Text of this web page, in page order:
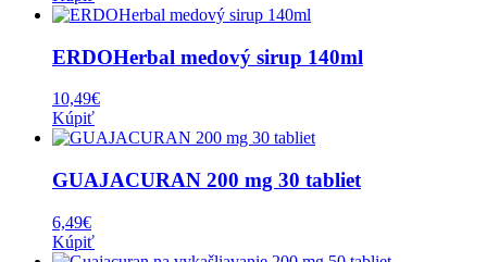
ERDOHerbal medový sirup 140ml
10,49€
Kúpiť
GUAJACURAN 200 mg 30 tabliet
6,49€
Kúpiť